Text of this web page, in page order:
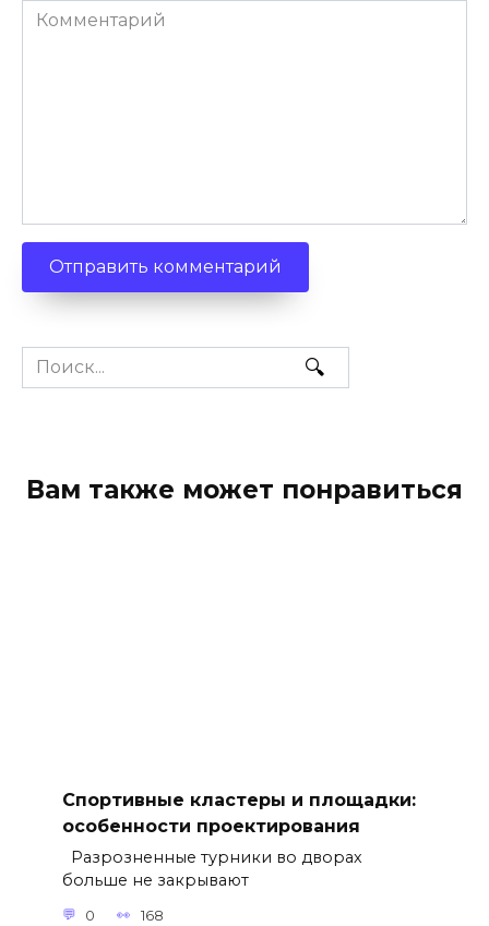
Комментарий
Search
for:
Вам также может понравиться
Спортивные кластеры и площадки:
особенности проектирования
Разрозненные турники во дворах
больше не закрывают
0 168